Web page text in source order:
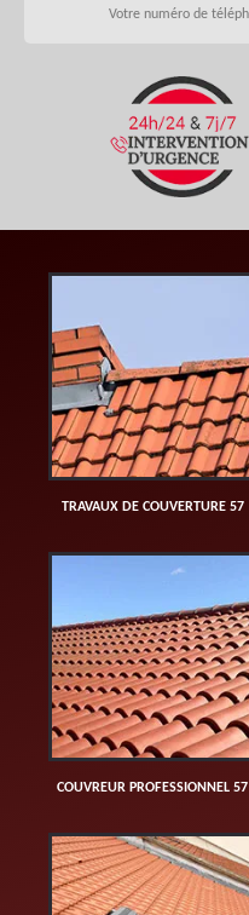
TRAVAUX DE COUVERTURE 57
COUVREUR PROFESSIONNEL 57